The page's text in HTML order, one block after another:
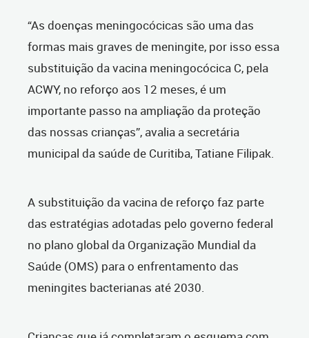
“As doenças meningocócicas são umadas
formas mais graves de meningite, por isso essa
substituição da vacina meningocócica C, pela
ACWY, no reforço aos 12 meses, é um
importante passo na ampliação da proteção
das nossas crianças”, avalia a secretária
municipal da saúde de Curitiba, Tatiane Filipak.
A substituição da vacina de reforço faz parte
das estratégias adotadas pelo governo federal
no plano global da Organização Mundial da
Saúde (OMS) para o enfrentamento das
meningites bacterianas até 2030.